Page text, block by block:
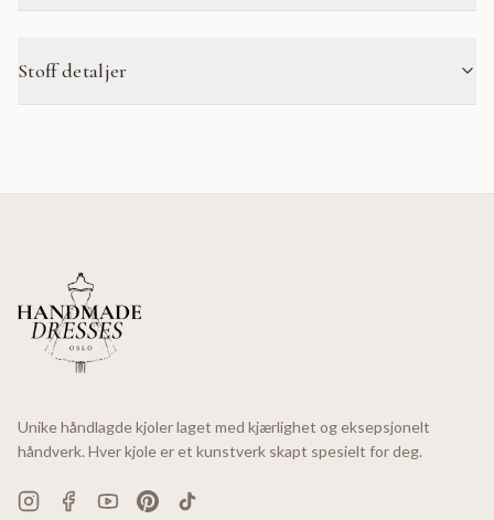
Stoff detaljer
Unike håndlagde kjoler laget med kjærlighet og eksepsjonelt
håndverk. Hver kjole er et kunstverk skapt spesielt for deg.